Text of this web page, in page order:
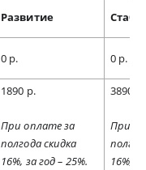
Развитие
0 р. 0 р.
1890 р.
При оплате за
полгода скидка
16%, за год – 25%.
3890
При
16%,